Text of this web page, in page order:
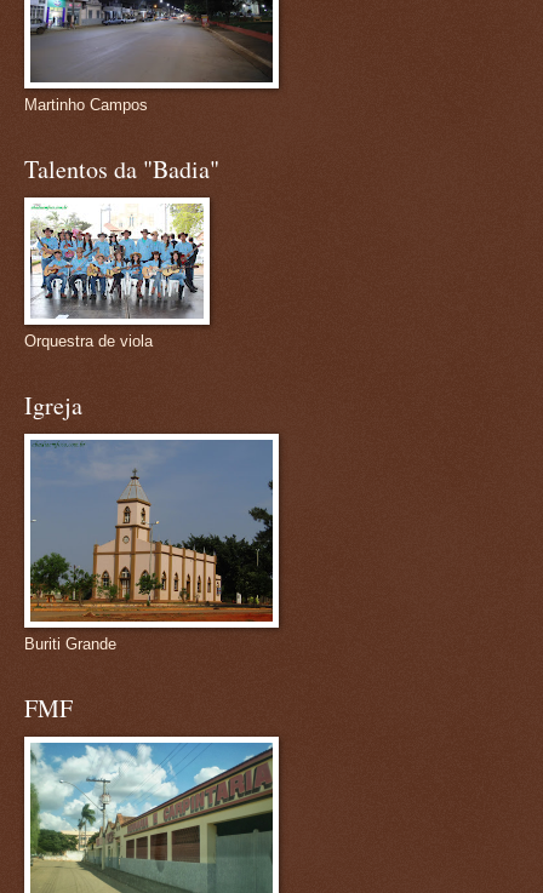
Martinho Campos
Talentos da "Badia"
Orquestra de viola
Igreja
Buriti Grande
FMF